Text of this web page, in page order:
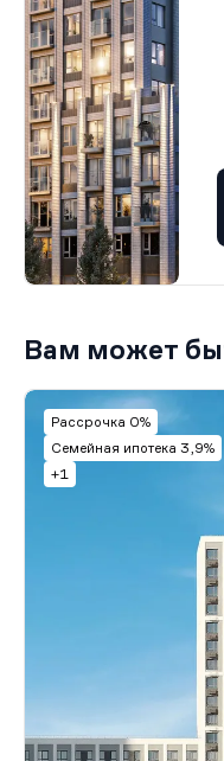
Вам может
Рассрочка 0%
Семейная ипотека 3,9%
+1